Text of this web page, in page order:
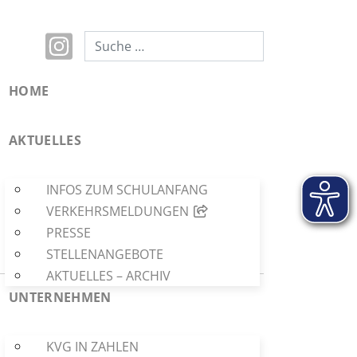
Suchen
HOME
AKTUELLES
INFOS ZUM SCHULANFANG
VERKEHRSMELDUNGEN
PRESSE
STELLENANGEBOTE
AKTUELLES – ARCHIV
UNTERNEHMEN
KVG IN ZAHLEN